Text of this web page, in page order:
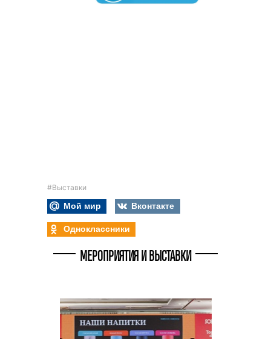
#Выставки
Мой мир
Вконтакте
Одноклассники
МЕРОПРИЯТИЯ И ВЫСТАВКИ